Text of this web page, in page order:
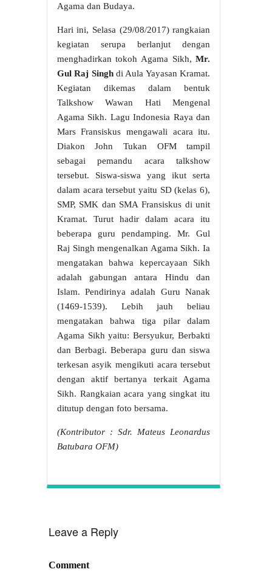
Agama dan Budaya.
Hari ini, Selasa (29/08/2017) rangkaian
kegiatan serupa berlanjut dengan
menghadirkan tokoh Agama Sikh,Mr.
Gul Raj Singhdi Aula Yayasan Kramat.
Kegiatan dikemas dalam bentuk
Talkshow Wawan Hati Mengenal
Agama Sikh. Lagu Indonesia Raya dan
Mars Fransiskus mengawali acara itu.
Diakon John Tukan OFM tampil
sebagai pemandu acara talkshow
tersebut. Siswa-siswa yang ikut serta
dalam acara tersebut yaitu SD (kelas 6),
SMP, SMK dan SMA Fransiskus di unit
Kramat. Turut hadir dalam acara itu
beberapa guru pendamping. Mr. Gul
Raj Singh mengenalkan Agama Sikh. Ia
mengatakan bahwa kepercayaan Sikh
adalah gabungan antara Hindu dan
Islam. Pendirinya adalah Guru Nanak
(1469-1539). Lebih jauh beliau
mengatakan bahwa tiga pilar dalam
Agama Sikh yaitu: Bersyukur, Berbakti
dan Berbagi. Beberapa guru dan siswa
terkesan asyik mengikuti acara tersebut
dengan aktif bertanya terkait Agama
Sikh. Rangkaian acara yang singkat itu
ditutup dengan foto bersama.
(Kontributor : Sdr. Mateus Leonardus
Batubara OFM)
Leave a Reply
Comment